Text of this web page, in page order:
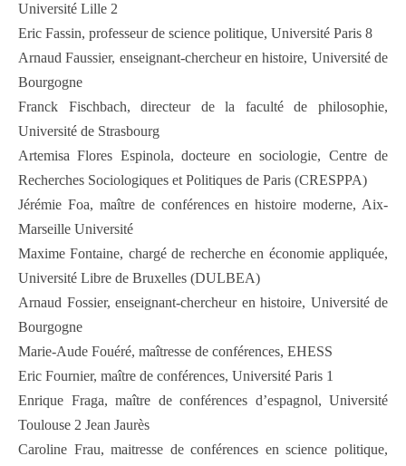
Université Lille 2
Eric Fassin, professeur de science politique, Université Paris 8
Arnaud Faussier, enseignant-chercheur en histoire, Université de
Bourgogne
Franck Fischbach, directeur de la faculté de philosophie,
Université de Strasbourg
Artemisa Flores Espinola, docteure en sociologie, Centre de
Recherches Sociologiques et Politiques de Paris (CRESPPA)
Jérémie Foa, maître de conférences en histoire moderne, Aix-
Marseille Université
Maxime Fontaine, chargé de recherche en économie appliquée,
Université Libre de Bruxelles (DULBEA)
Arnaud Fossier, enseignant-chercheur en histoire, Université de
Bourgogne
Marie-Aude Fouéré, maîtresse de conférences, EHESS
Eric Fournier, maître de conférences, Université Paris 1
Enrique Fraga, maître de conférences d’espagnol, Université
Toulouse 2 Jean Jaurès
Caroline Frau, maitresse de conférences en science politique,